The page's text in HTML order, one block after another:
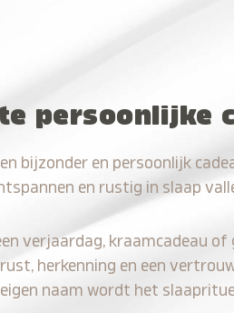
persoonlijke
bijzonder en persoonlijk
en rustig in slaap
verjaardag, kraamcadeau of
herkenning en een
naam wordt het